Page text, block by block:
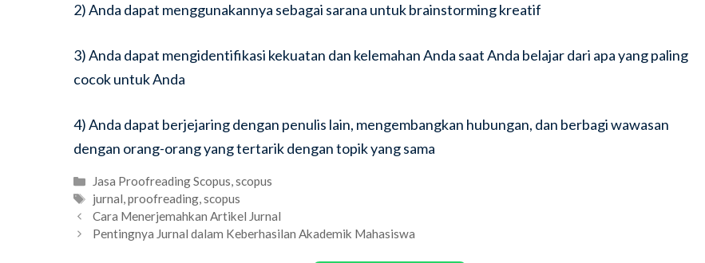
2) Anda dapat menggunakannya sebagai sarana untuk brainstorming kreatif
3) Anda dapat mengidentifikasi kekuatan dan kelemahan Anda saat Anda belajar dari apa yang paling
cocok untuk Anda
4) Anda dapat berjejaring dengan penulis lain, mengembangkan hubungan, dan berbagi wawasan
dengan orang-orang yang tertarik dengan topik yang sama
Categories
Jasa Proofreading Scopus,scopus
Tags
jurnal,proofreading,scopus
Cara Menerjemahkan Artikel Jurnal
Pentingnya Jurnal dalam Keberhasilan Akademik Mahasiswa